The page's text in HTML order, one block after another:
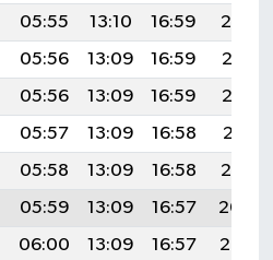
05:55 13:10 16:59
20:14
05:56 13:09 16:59
20:13
05:56 13:09 16:59
20:12
05:57 13:09 16:58
20:11
05:58 13:09 16:58
20:10
05:59 13:09 16:57
20:09
06:00 13:09 16:57
20:08